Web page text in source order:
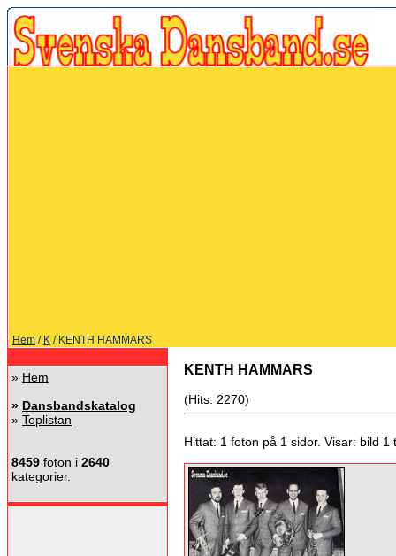
Hem / K / KENTH HAMMARS
» Hem
» Dansbandskatalog
» Toplistan
8459 foton i 2640
kategorier.
KENTH HAMMARS
(Hits: 2270)
Hittat: 1 foton på 1 sidor. Visar: bild 1